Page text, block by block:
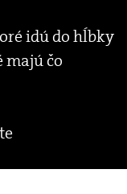
idú do hĺbky
majú čo